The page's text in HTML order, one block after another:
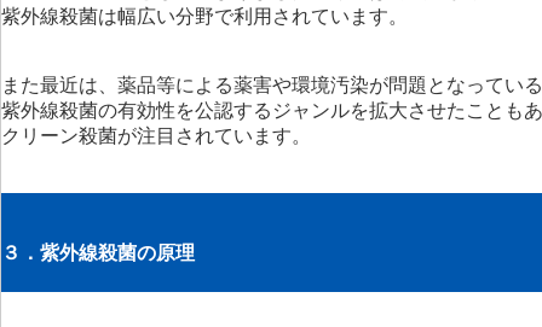
紫外線殺菌は幅広い分野で利用されています。
また最近は、薬品等による薬害や環境汚染が問題となってい
紫外線殺菌の有効性を公認するジャンルを拡大させたことも
クリーン殺菌が注目されています。
３．紫外線殺菌の原理